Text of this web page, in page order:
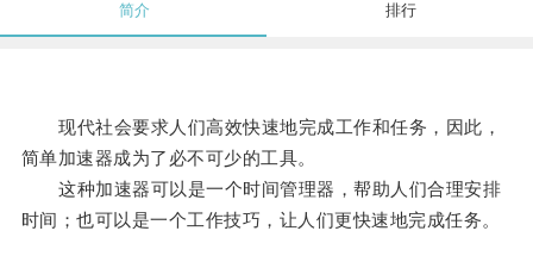
简介 排行
现代社会要求人们高效快速地完成工作和任务，因此，
简单加速器成为了必不可少的工具。
这种加速器可以是一个时间管理器，帮助人们合理安排
时间；也可以是一个工作技巧，让人们更快速地完成任务。